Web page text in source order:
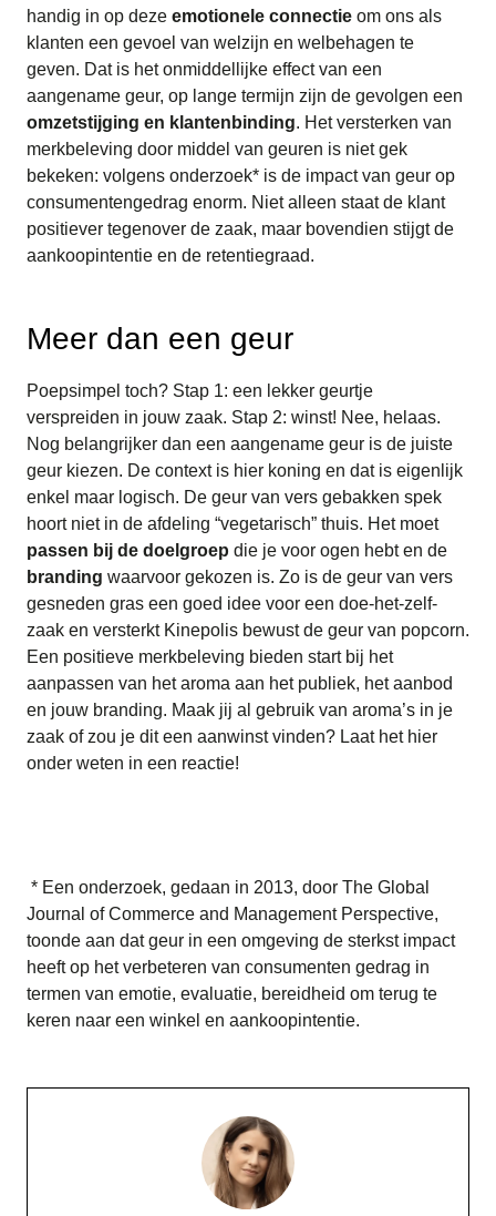
handig in op deze emotionele connectie om ons als
klanten een gevoel van welzijn en welbehagen te
geven. Dat is het onmiddellijke effect van een
aangename geur, op lange termijn zijn de gevolgen een
omzetstijging en klantenbinding. Het versterken van
merkbeleving door middel van geuren is niet gek
bekeken: volgens onderzoek* is de impact van geur op
consumentengedrag enorm. Niet alleen staat de klant
positiever tegenover de zaak, maar bovendien stijgt de
aankoopintentie en de retentiegraad.
Meer dan een geur
Poepsimpel toch? Stap 1: een lekker geurtje
verspreiden in jouw zaak. Stap 2: winst! Nee, helaas.
Nog belangrijker dan een aangename geur is de juiste
geur kiezen. De context is hier koning en dat is eigenlijk
enkel maar logisch. De geur van vers gebakken spek
hoort niet in de afdeling “vegetarisch” thuis. Het moet
passen bij de doelgroep die je voor ogen hebt en de
branding waarvoor gekozen is. Zo is de geur van vers
gesneden gras een goed idee voor een doe-het-zelf-
zaak en versterkt Kinepolis bewust de geur van popcorn.
Een positieve merkbeleving bieden start bij het
aanpassen van het aroma aan het publiek, het aanbod
en jouw branding. Maak jij al gebruik van aroma’s in je
zaak of zou je dit een aanwinst vinden? Laat het hier
onder weten in een reactie!
* Een onderzoek, gedaan in 2013, door The Global
Journal of Commerce and Management Perspective,
toonde aan dat geur in een omgeving de sterkst impact
heeft op het verbeteren van consumenten gedrag in
termen van emotie, evaluatie, bereidheid om terug te
keren naar een winkel en aankoopintentie.